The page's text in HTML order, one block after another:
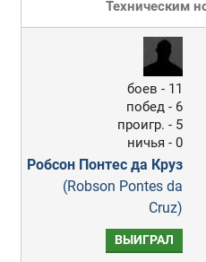
Техническим
боев - 11
побед - 6
проигр. - 5
ничья - 0
Робсон Понтес да Круз
(Robson Pontes da
Cruz)
ВЫИГРАЛ